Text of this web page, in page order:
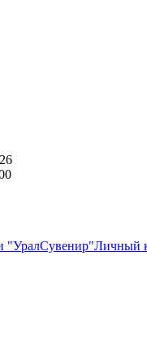
"УралСувенир"Личный